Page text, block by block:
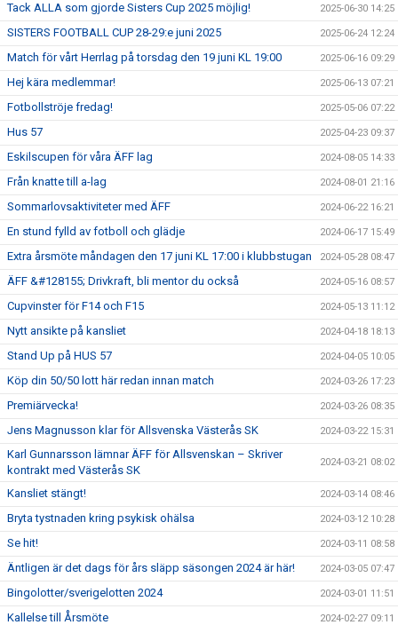
Tack ALLA som gjorde Sisters Cup 2025 möjlig! 2025-06-30 14:25
SISTERS FOOTBALL CUP 28-29:e juni 2025 2025-06-24 12:24
Match för vårt Herrlag på torsdag den 19 juni KL 19:00 2025-06-16 09:29
Hej kära medlemmar! 2025-06-13 07:21
Fotbollströje fredag! 2025-05-06 07:22
Hus 57 2025-04-23 09:37
Eskilscupen för våra ÄFF lag 2024-08-05 14:33
Från knatte till a-lag 2024-08-01 21:16
Sommarlovsaktiviteter med ÄFF 2024-06-22 16:21
En stund fylld av fotboll och glädje 2024-06-17 15:49
Extra årsmöte måndagen den 17 juni KL 17:00 i klubbstugan 2024-05-28 08:47
ÄFF &#128155; Drivkraft, bli mentor du också 2024-05-16 08:57
Cupvinster för F14 och F15 2024-05-13 11:12
Nytt ansikte på kansliet 2024-04-18 18:13
Stand Up på HUS 57 2024-04-05 10:05
Köp din 50/50 lott här redan innan match 2024-03-26 17:23
Premiärvecka! 2024-03-26 08:35
Jens Magnusson klar för Allsvenska Västerås SK 2024-03-22 15:31
Karl Gunnarsson lämnar ÄFF för Allsvenskan – Skriver
kontrakt med Västerås SK
2024-03-21 08:02
Kansliet stängt! 2024-03-14 08:46
Bryta tystnaden kring psykisk ohälsa 2024-03-12 10:28
Se hit! 2024-03-11 08:58
Äntligen är det dags för års släpp säsongen 2024 är här! 2024-03-05 07:47
Bingolotter/sverigelotten 2024 2024-03-01 11:51
Kallelse till Årsmöte 2024-02-27 09:11